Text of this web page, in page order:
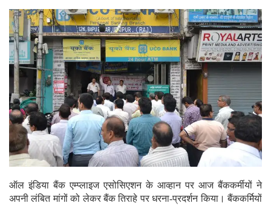
ऑल इंडिया बैंक एम्प्लाइज एसोसिएशन के आव्हान पर आज बैंककर्मीयों ने
अपनी लंबित मांगों को लेकर बैंक तिराहे पर धरना-प्रदर्शन किया। बैंककर्मियों